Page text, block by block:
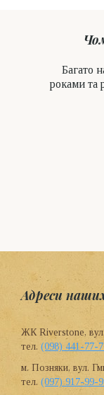
Багато
роками та
Адреси
ЖК Riverstone,
тел. (098) 441-77-
м. Позняки, вул.
тел. (097) 917-99-